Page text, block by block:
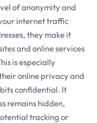
of anonymity and
internet traffic
they make it
and online services
is especially
online privacy and
confidential. It
remains hidden,
tracking or